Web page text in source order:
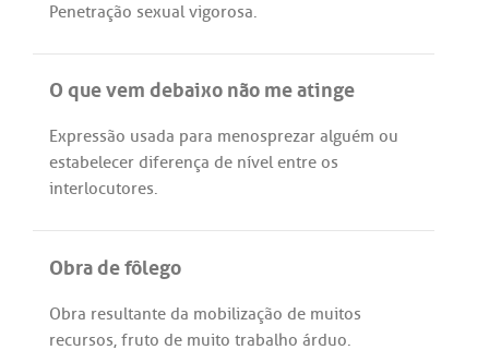
Penetração sexual vigorosa.
O que vem debaixo não me atinge
Expressão usada para menosprezar alguém ou
estabelecer diferença de nível entre os
interlocutores.
Obra de fôlego
Obra resultante da mobilização de muitos
recursos, fruto de muito trabalho árduo.